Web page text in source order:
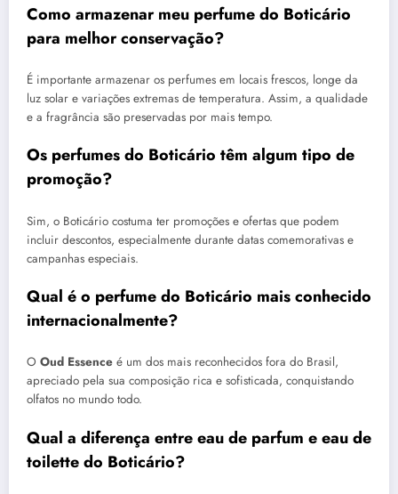
Como armazenar meu perfume do Boticário
para melhor conservação?
É importante armazenar os perfumes em locais frescos, longe da
luz solar e variações extremas de temperatura. Assim, a qualidade
e a fragrância são preservadas por mais tempo.
Os perfumes do Boticário têm algum tipo de
promoção?
Sim, o Boticário costuma ter promoções e ofertas que podem
incluir descontos, especialmente durante datas comemorativas e
campanhas especiais.
Qual é o perfume do Boticário mais conhecido
internacionalmente?
O Oud Essence é um dos mais reconhecidos fora do Brasil,
apreciado pela sua composição rica e sofisticada, conquistando
olfatos no mundo todo.
Qual a diferença entre eau de parfum e eau de
toilette do Boticário?